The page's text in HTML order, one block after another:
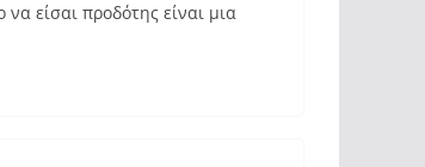
να είσαι προδότης είναι μια